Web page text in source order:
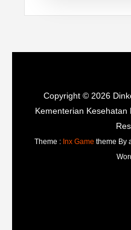
Copyright © 2026
Kementerian Kesehatan
Theme : Inx Game theme By